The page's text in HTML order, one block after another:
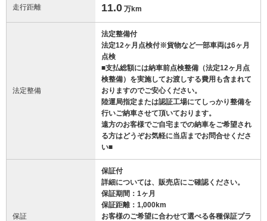
走行距離 11.0 万km
法定整備
法定整備付
法定12ヶ月点検付※貨物など一部車両は6ヶ月
点検
■支払総額には納車前点検整備（法定12ヶ月点
検整備）を実施してお渡しする費用も含まれて
おりますのでご安心ください。
陸運局指定または認証工場にてしっかり整備を
行いご納車させて頂いております。
遠方のお客様でご自宅までの納車をご希望され
る方はどうぞお気軽に当店までお問合せくださ
い■
保証
保証付
詳細については、販売店にご確認ください。
保証期間：1ヶ月
保証距離：1,000km
お客様のご希望に合わせて選べる各種保証プラ